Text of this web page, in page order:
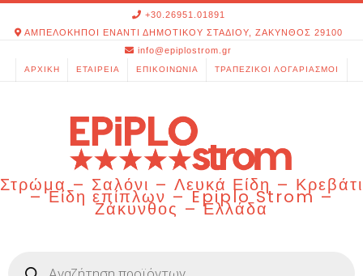
+30.26951.01891
ΑΜΠΕΛΟΚΗΠΟΙ ΕΝΑΝΤΙ ΔΗΜΟΤΙΚΟΥ ΣΤΑΔΙΟΥ, ΖΑΚΥΝΘΟΣ 29100
info@epiplostrom.gr
ΑΡΧΙΚΉ ΕΤΑΙΡΕΊΑ ΕΠΙΚΟΙΝΩΝΊΑ ΤΡΑΠΕΖΙΚΟΊ ΛΟΓΑΡΙΑΣΜΟΊ
Στρώμα – Σαλόνι – Λευκά Είδη – Κρεβάτι
– Είδη επίπλων – Epiplo Strom –
Ζάκυνθος – Ελλάδα
search